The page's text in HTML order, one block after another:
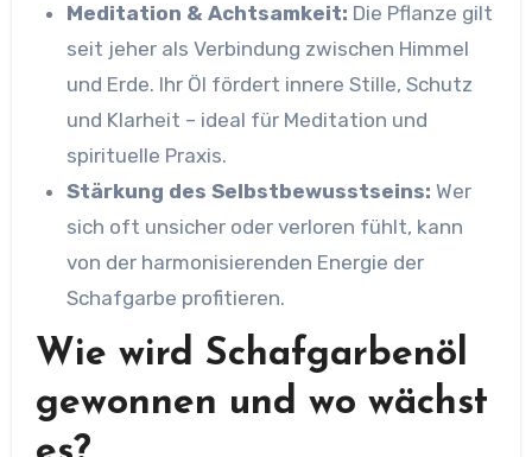
Meditation & Achtsamkeit: Die Pflanze gilt
seit jeher als Verbindung zwischen Himmel
und Erde. Ihr Öl fördert innere Stille, Schutz
und Klarheit – ideal für Meditation und
spirituelle Praxis.
Stärkung des Selbstbewusstseins: Wer
sich oft unsicher oder verloren fühlt, kann
von der harmonisierenden Energie der
Schafgarbe profitieren.
Wie wird Schafgarbenöl
gewonnen und wo wächst